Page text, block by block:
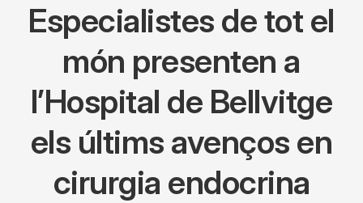
Especialistes de tot el
món presenten a
l’Hospital de Bellvitge
els últims avenços en
cirurgia endocrina